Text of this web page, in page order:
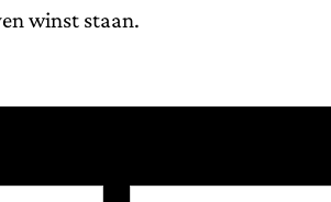
winst staan.